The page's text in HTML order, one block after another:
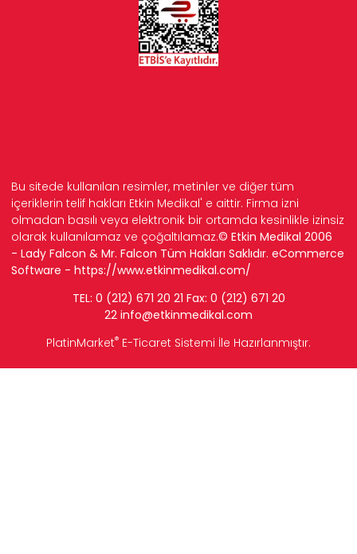
Bu sitede kullanılan resimler, metinler ve diğer tüm
içeriklerin telif hakları Etkin Medikal' e aittir. Firma izni
olmadan basılı veya elektronik bir ortamda kesinlikle izinsiz
olarak kullanılamaz ve çoğaltılamaz.© Etkin Medikal 2006
- Lady Falcon & Mr. Falcon Tüm Hakları Saklıdır. eCommerce
Software - https://www.etkinmedikal.com/
TEL: 0 (212) 671 20 21 Fax: 0 (212) 671 20
22 info@etkinmedikal.com
PlatinMarket® E-Ticaret Sistemi İle Hazırlanmıştır.